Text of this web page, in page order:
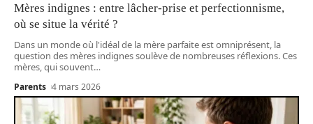
Mères indignes : entre lâcher-prise et perfectionnisme,
où se situe la vérité ?
Dans un monde où l'idéal de la mère parfaite est omniprésent, la
question des mères indignes soulève de nombreuses réflexions. Ces
mères, qui souvent…
Parents 4 mars 2026